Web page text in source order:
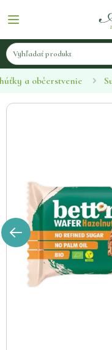
a občerstvenie